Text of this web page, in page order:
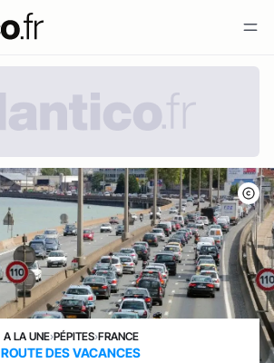
A LA UNE›PÉPITES›FRANCE
ROUTE DES VACANCES